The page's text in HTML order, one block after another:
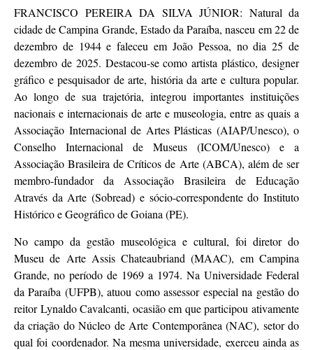
FRANCISCO PEREIRA DA SILVA JÚNIOR: Natural da
cidade de Campina Grande, Estado da Paraíba, nasceu em 22 de
dezembro de 1944 e faleceu em João Pessoa, no dia 25 de
dezembro de 2025. Destacou-se como artista plástico, designer
gráfico e pesquisador de arte, história da arte e cultura popular.
Ao longo de sua trajetória, integrou importantes instituições
nacionais e internacionais de arte e museologia, entre as quais a
Associação Internacional de Artes Plásticas (AIAP/Unesco), o
Conselho Internacional de Museus (ICOM/Unesco) e a
Associação Brasileira de Críticos de Arte (ABCA), além de ser
membro-fundador da Associação Brasileira de Educação
Através da Arte (Sobread) e sócio-correspondente do Instituto
Histórico e Geográfico de Goiana (PE).
No campo da gestão museológica e cultural, foi diretor do
Museu de Arte Assis Chateaubriand (MAAC), em Campina
Grande, no período de 1969 a 1974. Na Universidade Federal
da Paraíba (UFPB), atuou como assessor especial na gestão do
reitor Lynaldo Cavalcanti, ocasião em que participou ativamente
da criação do Núcleo de Arte Contemporânea (NAC), setor do
qual foi coordenador. Na mesma universidade, exerceu ainda as